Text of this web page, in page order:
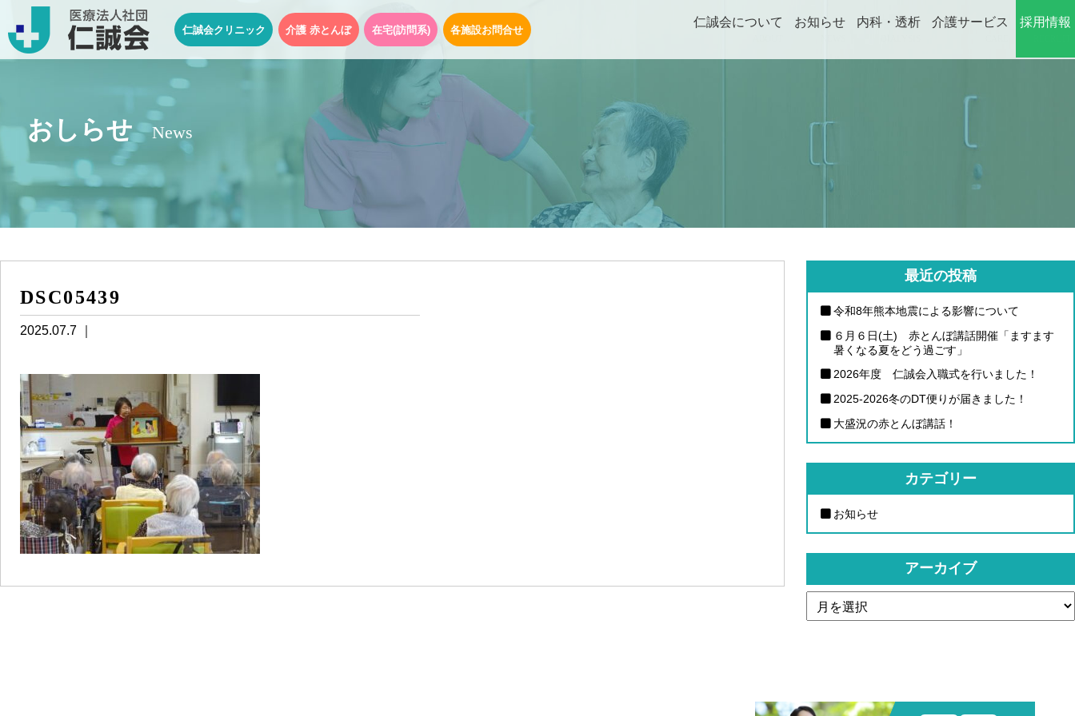
仁誠会クリニック 介護 赤とんぼ 在宅(訪問系) 各施設お問合せ
仁誠会について お知らせ 内科・透析 介護サービス 採用情報
おしらせ News
DSC05439
2025.07.7 ｜
最近の投稿
令和8年熊本地震による影響について
６月６日(土) 赤とんぼ講話開催「ますます
暑くなる夏をどう過ごす」
2026年度 仁誠会入職式を行いました！
2025-2026冬のDT便りが届きました！
大盛況の赤とんぼ講話！
カテゴリー
お知らせ
アーカイブ